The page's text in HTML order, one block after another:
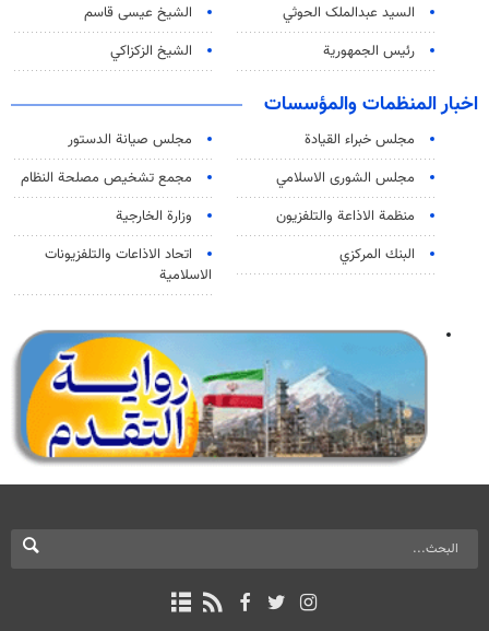
السید عبدالملک الحوثي
الشيخ عيسى قاسم
رئيس الجمهورية
الشيخ الزكزاكي
اخبار المنظمات والمؤسسات
مجلس خبراء القيادة
مجلس صيانة الدستور
مجلس الشورى الاسلامي
مجمع تشخيص مصلحة النظام
منظمة الاذاعة والتلفزیون
وزارة الخارجية
البنك المركزي
اتحاد الاذاعات والتلفزيونات
الاسلامية